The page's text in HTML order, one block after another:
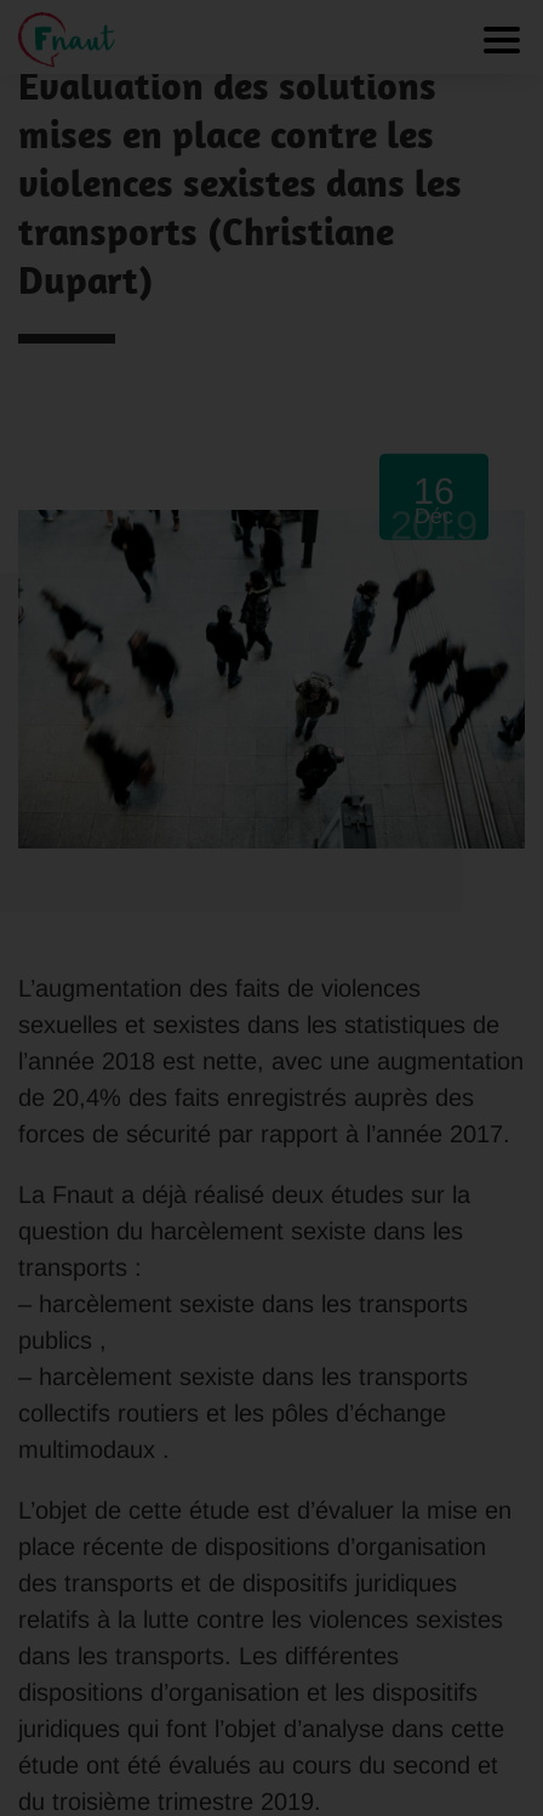
Panneau de gestion des cookies
NOS ACTUALITÉS
Evaluation des solutions
mises en place contre les
violences sexistes dans les
transports (Christiane
Dupart)
16
Déc
2019
L’augmentation des faits de violences
sexuelles et sexistes dans les statistiques de
l’année 2018 est nette, avec une augmentation
de 20,4% des faits enregistrés auprès des
forces de sécurité par rapport à l’année 2017.
La Fnaut a déjà réalisé deux études sur la
question du harcèlement sexiste dans les
transports :
– harcèlement sexiste dans les transports
publics ,
– harcèlement sexiste dans les transports
collectifs routiers et les pôles d’échange
multimodaux .
L’objet de cette étude est d’évaluer la mise en
place récente de dispositions d’organisation
des transports et de dispositifs juridiques
relatifs à la lutte contre les violences sexistes
dans les transports. Les différentes
dispositions d’organisation et les dispositifs
juridiques qui font l’objet d’analyse dans cette
étude ont été évalués au cours du second et
du troisième trimestre 2019.